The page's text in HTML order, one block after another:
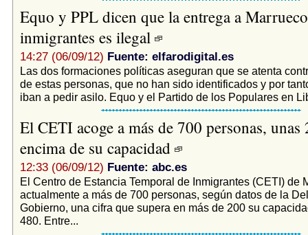
Equo y PPL dicen que la entrega a
inmigrantes es ilegal
14:27 (06/09/12) Fuente: elfarodigital.es
Las dos formaciones políticas aseguran que se atenta
de estas personas, que no han sido identificados y por
iban a pedir asilo. Equo y el Partido de los Populares en
El CETI acoge a más de 700 personas, unas
encima de su capacidad
12:33 (06/09/12) Fuente: abc.es
El Centro de Estancia Temporal de Inmigrantes (CETI) de
actualmente a más de 700 personas, según datos de la
Gobierno, una cifra que supera en más de 200 su
480. Entre...